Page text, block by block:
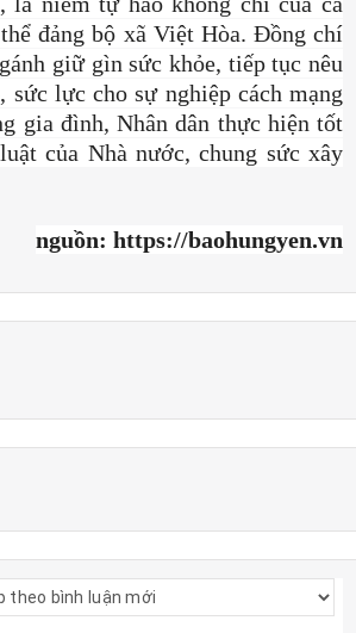
đảng bộ xã Việt Hòa. Đồng chí
giữ gìn sức khỏe, tiếp tục nêu
lực cho sự nghiệp cách mạng
gia đình, Nhân dân thực hiện tốt
của Nhà nước, chung sức xây
nguồn: https://baohungyen.vn